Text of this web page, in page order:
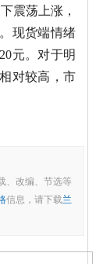
震荡上涨，
现货端情绪
元。对于明
对较高，市
、改编、节选等
信息，请下载兰